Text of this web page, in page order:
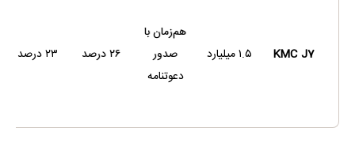
KMC J7 ۱.۵ میلیارد
هم‌زمان با
صدور
دعوتنامه
۲۶ درصد ۲۳ درصد